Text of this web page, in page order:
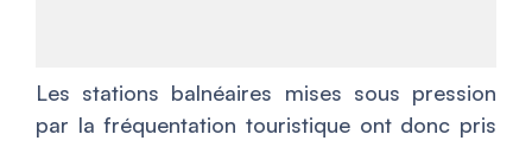
Les stations balnéaires mises sous pression
par la fréquentation touristique ont donc pris